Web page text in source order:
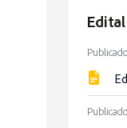
Edital